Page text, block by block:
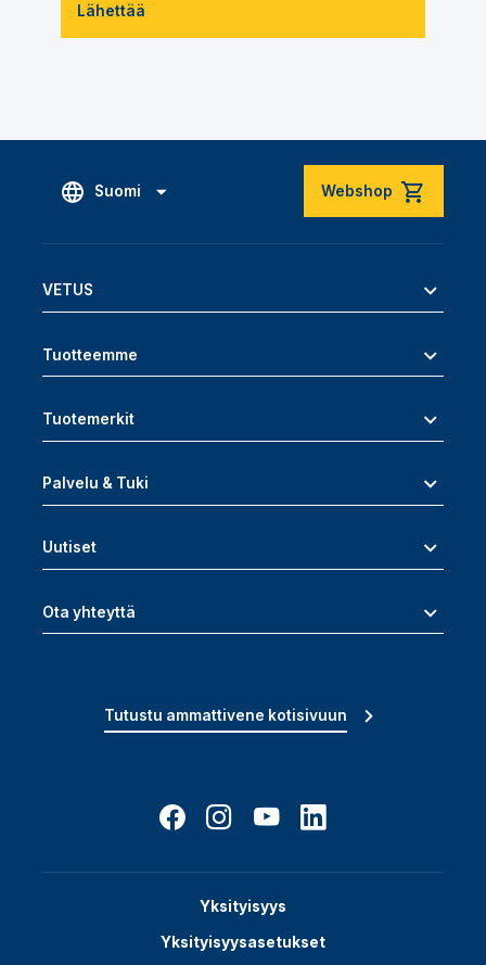
Lähettää
Suomi Webshop
VETUS
Tuotteemme
Tuotemerkit
Palvelu & Tuki
Uutiset
Ota yhteyttä
Tutustu ammattivene kotisivuun
Yksityisyys
Yksityisyysasetukset